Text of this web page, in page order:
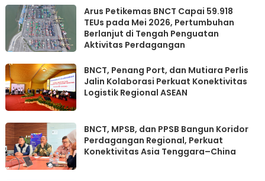
Arus Petikemas BNCT Capai 59.918
TEUs pada Mei 2026, Pertumbuhan
Berlanjut di Tengah Penguatan
Aktivitas Perdagangan
BNCT, Penang Port, dan Mutiara Perlis
Jalin Kolaborasi Perkuat Konektivitas
Logistik Regional ASEAN
BNCT, MPSB, dan PPSB Bangun Koridor
Perdagangan Regional, Perkuat
Konektivitas Asia Tenggara–China